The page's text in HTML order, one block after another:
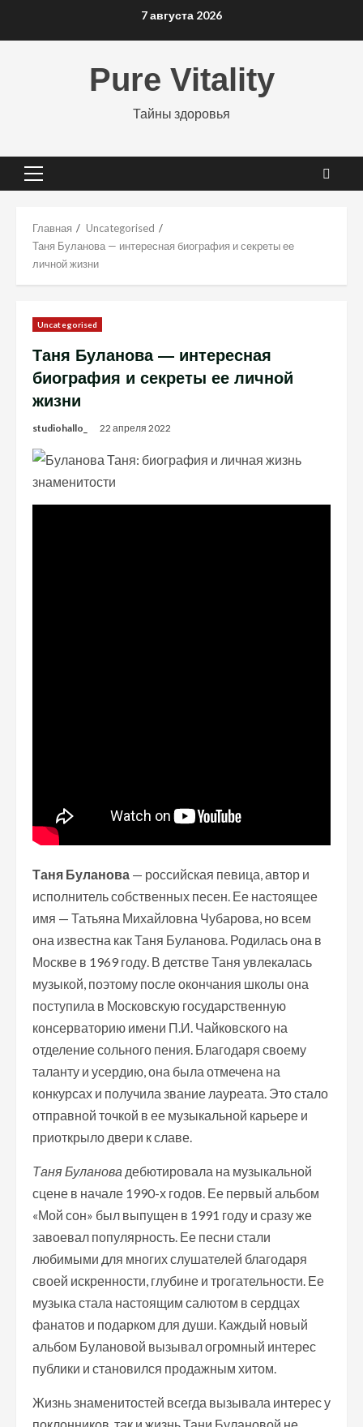
7 августа 2026
Pure Vitality
Тайны здоровья
Основное
Главная
Uncategorised
Таня Буланова — интересная биография и секреты ее
личной жизни
Uncategorised
Таня Буланова — интересная
биография и секреты ее личной
жизни
studiohallo_ 22 апреля 2022
Таня Буланова — российская певица, автор и
исполнитель собственных песен. Ее настоящее
имя — Татьяна Михайловна Чубарова, но всем
она известна как Таня Буланова. Родилась она в
Москве в 1969 году. В детстве Таня увлекалась
музыкой, поэтому после окончания школы она
поступила в Московскую государственную
консерваторию имени П.И. Чайковского на
отделение сольного пения. Благодаря своему
таланту и усердию, она была отмечена на
конкурсах и получила звание лауреата. Это стало
отправной точкой в ее музыкальной карьере и
приоткрыло двери к славе.
Таня Буланова дебютировала на музыкальной
сцене в начале 1990-х годов. Ее первый альбом
«Мой сон» был выпущен в 1991 году и сразу же
завоевал популярность. Ее песни стали
любимыми для многих слушателей благодаря
своей искренности, глубине и трогательности. Ее
музыка стала настоящим салютом в сердцах
фанатов и подарком для души. Каждый новый
альбом Булановой вызывал огромный интерес
публики и становился продажным хитом.
Жизнь знаменитостей всегда вызывала интерес у